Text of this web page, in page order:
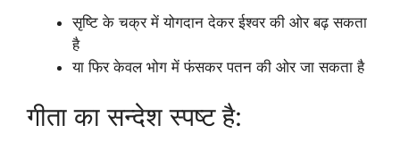
सृष्टि के चक्र में योगदान देकर ईश्वर की ओर बढ़ सकता
है
या फिर केवल भोग में फंसकर पतन की ओर जा सकता है
गीता का सन्देश स्पष्ट है: